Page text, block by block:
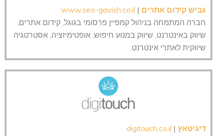
גביש קידום אתרים |
www.seo-gavish.co.il
חברה המתמחה בניהול קמפיין פרסומי בגוגל, קידום אתרים,
שיווק באינטרנט, שיווק במנוע חיפוש, אופטימיזציה, אסטרטגיה
שיווקית לאתרי אינטרנט.
דיגיטאץ |
digitouch.co.il